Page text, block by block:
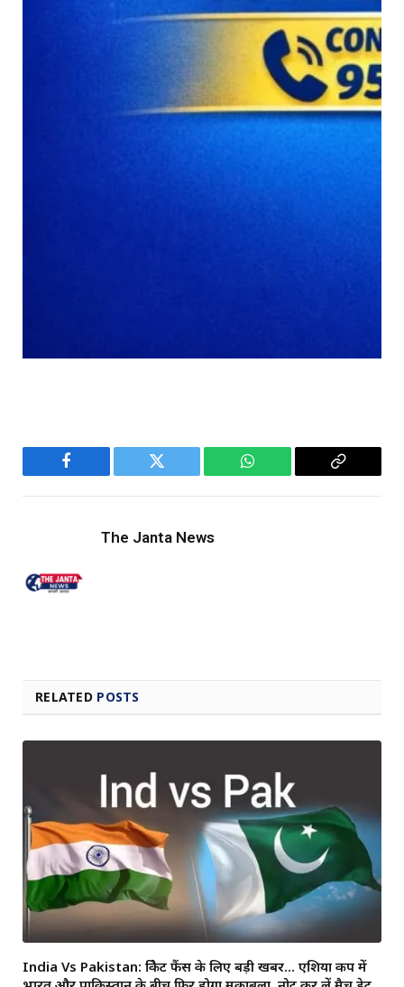
Facebook Twitter WhatsApp
Copy
The Janta News
RELATED POSTS
India Vs Pakistan: क्रिकेट फैंस के लिए बड़ी खबर… एशिया कप में